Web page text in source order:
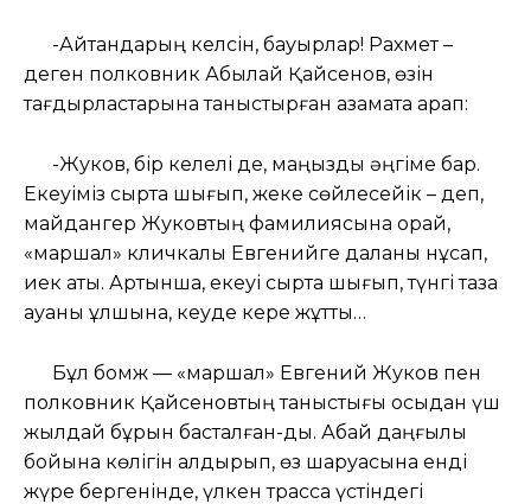
-Айтқандарың келсін, бауырлар! Рахмет –
деген полковник Абылай Қайсенов, өзін
тағдырластарына таныстырған азаматқа қарап:
-Жуков, бір келелі де, маңызды әңгіме бар.
Екеуіміз сыртқа шығып, жеке сөйлесейік – деп,
майдангер Жуковтың фамилиясына орай,
«маршал» кличкалы Евгенийге даланы нұсқап,
иек қақты. Артынша, екеуі сыртқа шығып, түнгі таза
ауаны құлшына, кеуде кере жұтты…
Бұл бомж — «маршал» Евгений Жуков пен
полковник Қайсеновтың таныстығы осыдан үш
жылдай бұрын басталған-ды. Абай даңғылы
бойына көлігін қалдырып, өз шаруасына енді
жүре бергенінде, үлкен трасса үстіндегі